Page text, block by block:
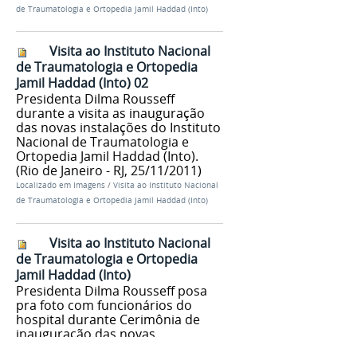
de Traumatologia e Ortopedia Jamil Haddad (Into)
Visita ao Instituto Nacional
de Traumatologia e Ortopedia
Jamil Haddad (Into) 02
Presidenta Dilma Rousseff
durante a visita as inauguração
das novas instalações do Instituto
Nacional de Traumatologia e
Ortopedia Jamil Haddad (Into).
(Rio de Janeiro - RJ, 25/11/2011)
Localizado em Imagens / Visita ao Instituto Nacional
de Traumatologia e Ortopedia Jamil Haddad (Into)
Visita ao Instituto Nacional
de Traumatologia e Ortopedia
Jamil Haddad (Into)
Presidenta Dilma Rousseff posa
pra foto com funcionários do
hospital durante Cerimônia de